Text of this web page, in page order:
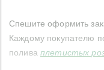
Спешите оформить
Каждому покупателю
полива плетистых